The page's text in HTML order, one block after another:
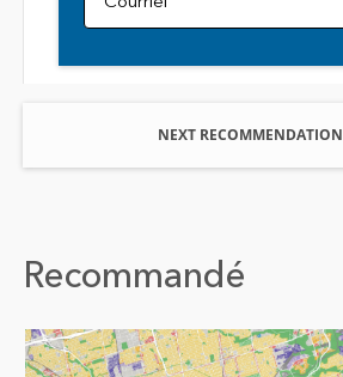
NEXT RECOMMENDATION
Recommandé